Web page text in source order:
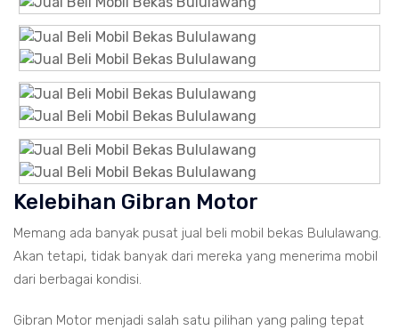
Kelebihan Gibran Motor
Memang ada banyak pusat jual beli mobil bekas Bululawang.
Akan tetapi, tidak banyak dari mereka yang menerima mobil
dari berbagai kondisi.
Gibran Motor menjadi salah satu pilihan yang paling tepat